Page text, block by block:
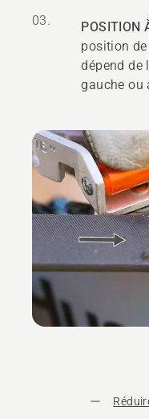
03. POSITION
position
dépend de
gauche ou